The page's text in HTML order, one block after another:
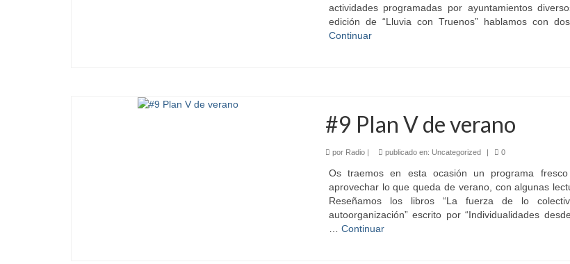
actividades programadas por ayuntamientos
edición de “Lluvia con Truenos” hablamos con
Continuar
#9 Plan V de verano
por Radio| publicado en: Uncategorized | 0
Os traemos en esta ocasión un programa
aprovechar lo que queda de verano, con algunas
Reseñamos los libros “La fuerza de lo
autoorganización” escrito por “Individualidades
Continuar